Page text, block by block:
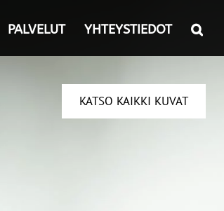
PALVELUT YHTEYSTIEDOT
KATSO KAIKKI KUVAT